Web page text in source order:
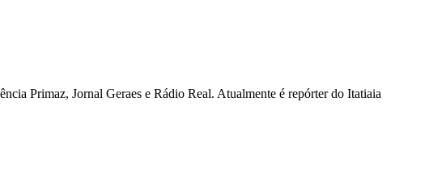
Primaz, Jornal Geraes e Rádio Real. Atualmente é repórter do Itatiaia